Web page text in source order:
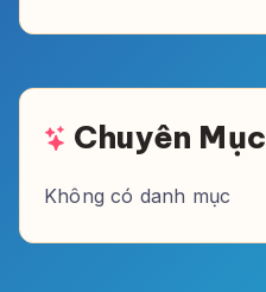
Chuyên Mục
Không có danh mục